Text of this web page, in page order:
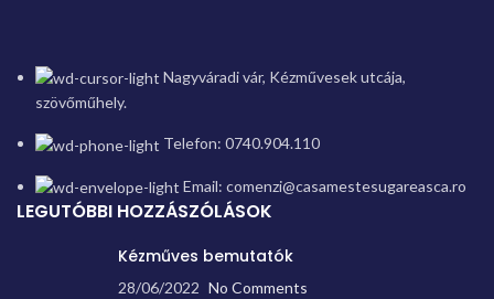
Nagyváradi vár, Kézművesek utcája,
szövőműhely.
Telefon: 0740.904.110
Email: comenzi@casamestesugareasca.ro
LEGUTÓBBI HOZZÁSZÓLÁSOK
Kézműves bemutatók
28/06/2022 No Comments